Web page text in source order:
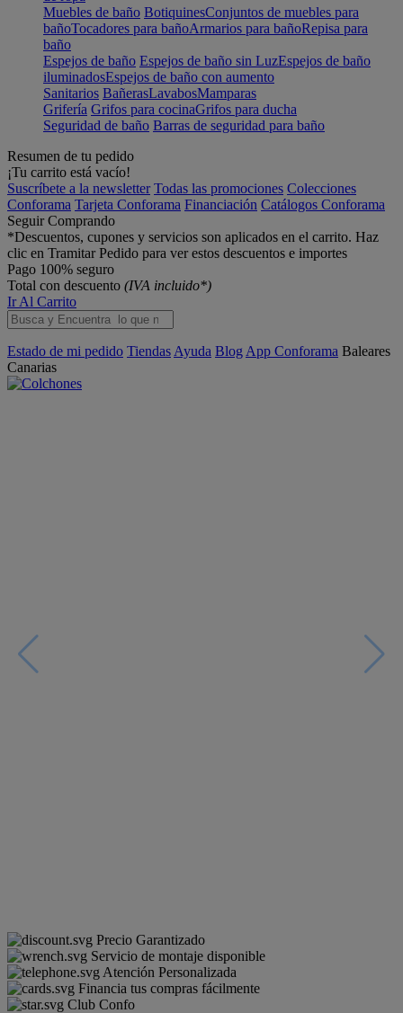
Muebles de baño BotiquinesConjuntos de muebles para
bañoTocadores para bañoArmarios para bañoRepisa para
baño
Espejos de baño Espejos de baño sin LuzEspejos de baño
iluminadosEspejos de baño con aumento
Sanitarios BañerasLavabosMamparas
Grifería Grifos para cocinaGrifos para ducha
Seguridad de baño Barras de seguridad para baño
Resumen de tu pedido
¡Tu carrito está vacío!
Suscríbete a la newsletter Todas las promociones Colecciones
Conforama Tarjeta Conforama Financiación Catálogos Conforama
Seguir Comprando
*Descuentos, cupones y servicios son aplicados en el carrito. Haz
clic en Tramitar Pedido para ver estos descuentos e importes
Pago 100% seguro
Total con descuento (IVA incluido*)
Ir Al Carrito
Estado de mi pedido Tiendas Ayuda Blog App Conforama Baleares
Canarias
Precio Garantizado
Servicio de montaje disponible
Atención Personalizada
Financia tus compras fácilmente
Club Confo